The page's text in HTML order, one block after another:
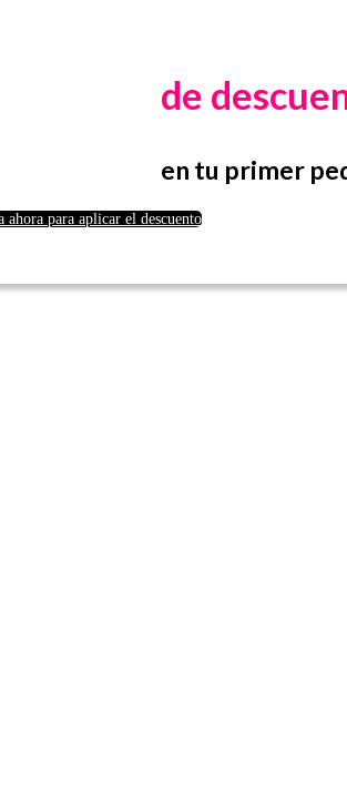
de
en tu primer
ahora para aplicar el descuento